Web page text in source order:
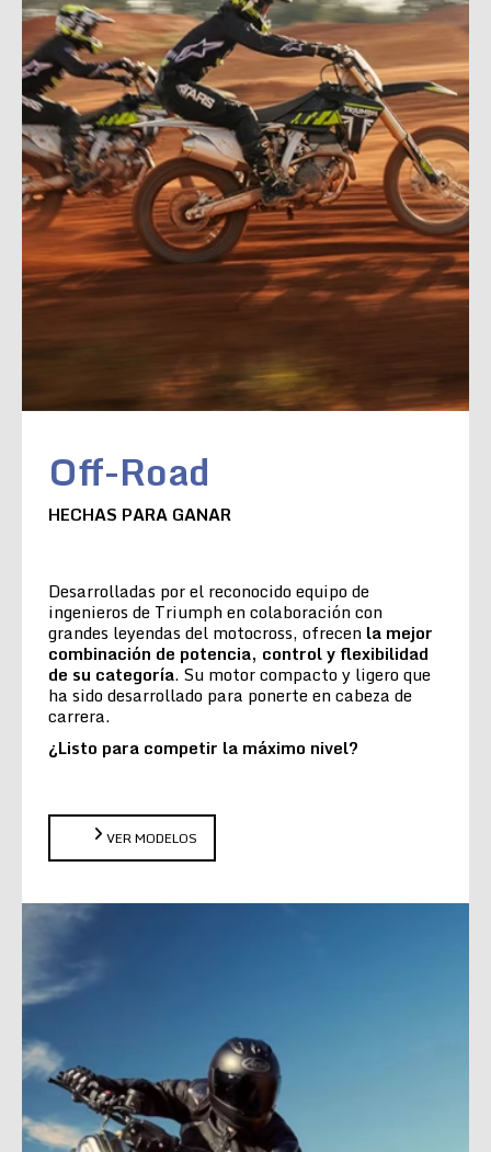
Off-Road
HECHAS PARA GANAR
Desarrolladas por el reconocido equipo de
ingenieros de Triumph en colaboración con
grandes leyendas del motocross, ofrecen la mejor
combinación de potencia, control y flexibilidad
de su categoría. Su motor compacto y ligero que
ha sido desarrollado para ponerte en cabeza de
carrera.
¿Listo para competir la máximo nivel?
VER MODELOS